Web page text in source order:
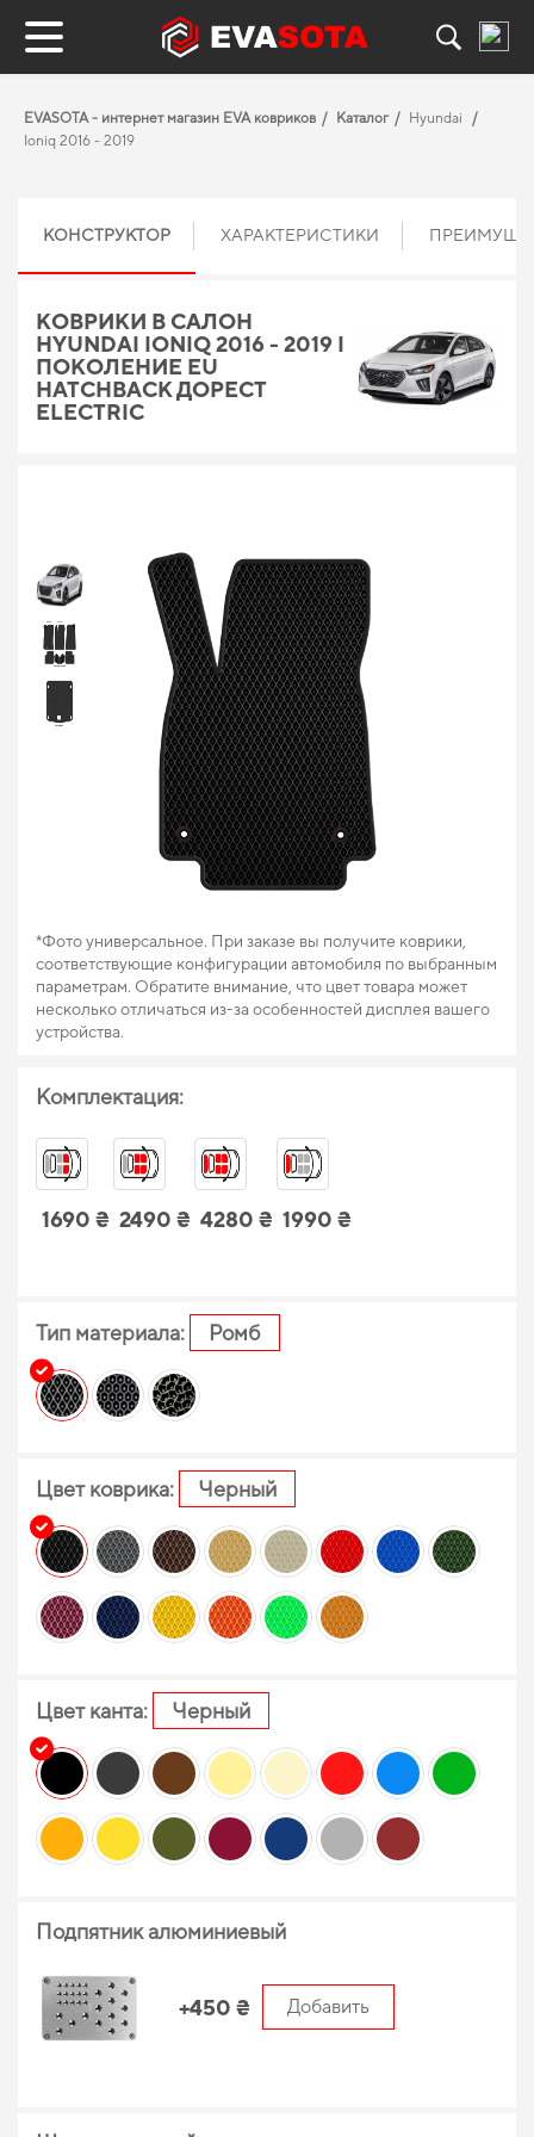
EVASOTA - интернет магазин EVA ковриков Каталог
Hyundai
Ioniq 2016 - 2019
КОНСТРУКТОР ХАРАКТЕРИСТИКИ
КОВРИКИ В САЛОН
HYUNDAI IONIQ 2016 - 2019 I
ПОКОЛЕНИЕ EU
HATCHBACK ДОРЕСТ
ELECTRIC
*Фото универсальное. При заказе вы получите коврики,
соответствующие конфигурации автомобиля по выбранным
параметрам. Обратите внимание, что цвет товара может
несколько отличаться из-за особенностей дисплея вашего
устройства.
Комплектация:
1690 ₴ 2490 ₴ 4280 ₴ 1990 ₴
Тип материала: Ромб
Цвет коврика: Черный
Цвет канта: Черный
Подпятник алюминиевый
+450 ₴ Добавить